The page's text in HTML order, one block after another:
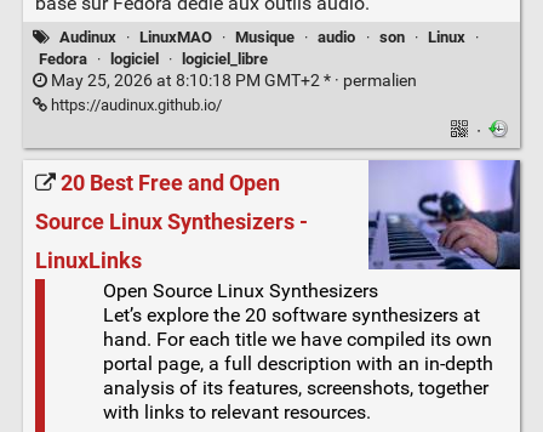
Audinux · LinuxMAO · Musique · audio · son · Linux
·
Fedora
· logiciel · logiciel_libre
May 25, 2026 at 8:10:18 PM GMT+2 * · permalien
https://audinux.github.io/
·
20 Best Free and Open
Source Linux Synthesizers -
LinuxLinks
Open Source Linux Synthesizers
Let’s explore the 20 software synthesizers at
hand. For each title we have compiled its own
portal page, a full description with an in-depth
analysis of its features, screenshots, together
with links to relevant resources.